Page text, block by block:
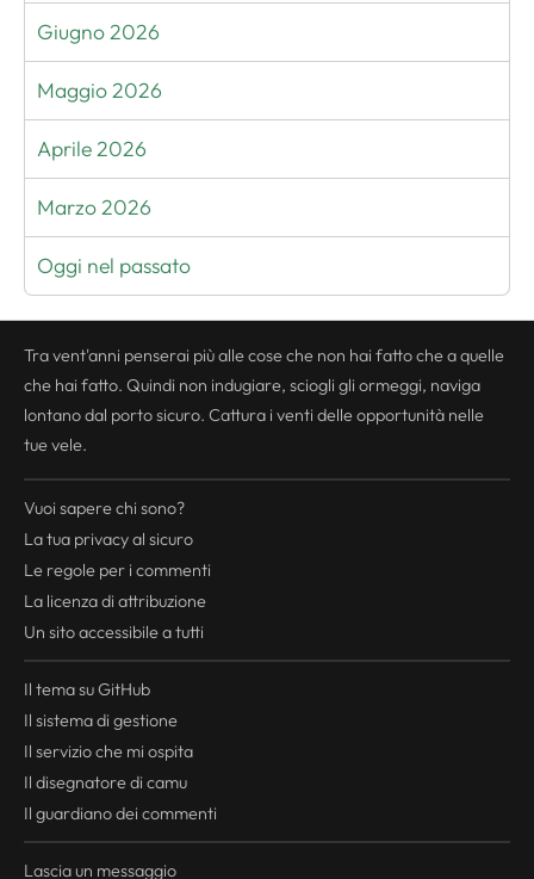
Giugno 2026
Maggio 2026
Aprile 2026
Marzo 2026
Oggi nel passato
Tra vent'anni penserai più alle cose che non hai fatto che a quelle
che hai fatto. Quindi non indugiare, sciogli gli ormeggi, naviga
lontano dal porto sicuro. Cattura i venti delle opportunità nelle
tue vele.
Vuoi sapere chi sono?
La tua privacyal sicuro
Le regole per i commenti
La licenza di attribuzione
Un sito accessibile a tutti
Il tema su GitHub
Il sistema di gestione
Il servizio che mi ospita
Il disegnatore di camu
Il guardiano dei commenti
Lascia un messaggio